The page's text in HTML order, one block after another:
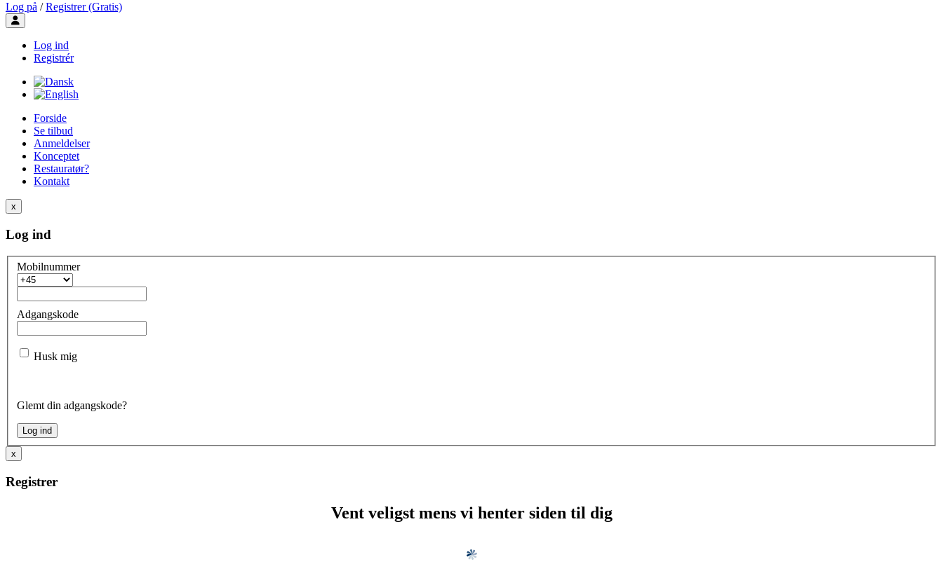
Log på / Registrer (Gratis)
Toggle user menu
Log ind
Registrér
Forside
Se tilbud
Anmeldelser
Konceptet
Restauratør?
Kontakt
x
Log ind
Mobilnummer
Adgangskode
Husk mig
Glemt din adgangskode?
x
Registrer
Vent veligst mens vi henter siden til dig